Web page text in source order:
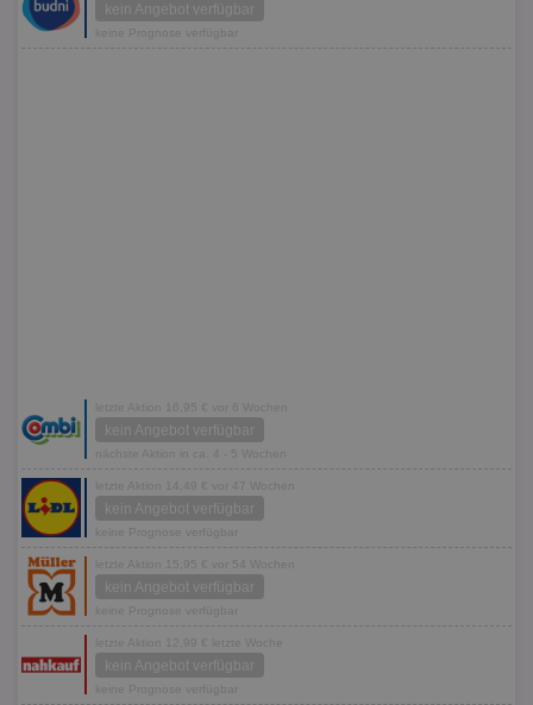
kein Angebot verfügbar
keine Prognose verfügbar
letzte Aktion 16,95 € vor 6 Wochen
kein Angebot verfügbar
nächste Aktion in ca. 4 - 5 Wochen
letzte Aktion 14,49 € vor 47 Wochen
kein Angebot verfügbar
keine Prognose verfügbar
letzte Aktion 15,95 € vor 54 Wochen
kein Angebot verfügbar
keine Prognose verfügbar
letzte Aktion 12,99 € letzte Woche
kein Angebot verfügbar
keine Prognose verfügbar